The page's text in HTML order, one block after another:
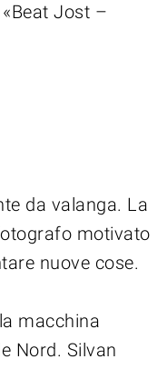
Jost –
da valanga. La
motivato
nuove cose.
macchina
Nord. Silvan